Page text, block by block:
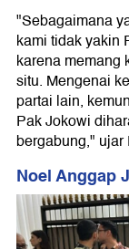
"Sebagaimana
kami tidak yakin
karena memang
situ. Mengenai
partai lain,
Pak Jokowi
bergabung," ujar
Noel Anggap